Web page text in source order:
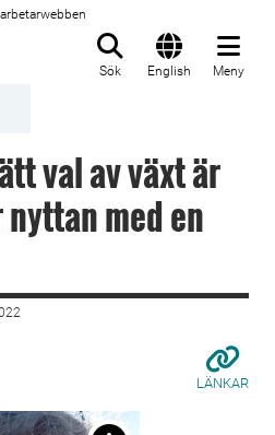
Sök English Meny
val av växt är
med en
LÄNKAR